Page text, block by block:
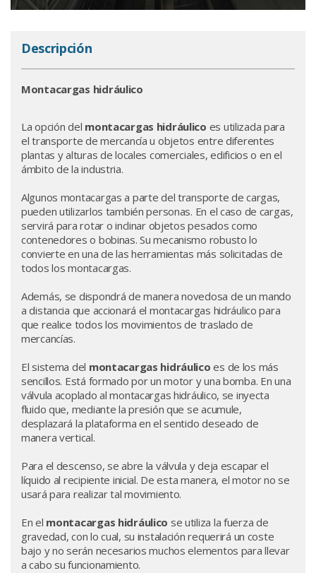
Descripción
Montacargas hidráulico
La opción del montacargas hidráulico es utilizada para
el transporte de mercancía u objetos entre diferentes
plantas y alturas de locales comerciales, edificios o en el
ámbito de la industria.
Algunos montacargas a parte del transporte de cargas,
pueden utilizarlos también personas. En el caso de cargas,
servirá para rotar o inclinar objetos pesados como
contenedores o bobinas. Su mecanismo robusto lo
convierte en una de las herramientas más solicitadas de
todos los montacargas.
Además, se dispondrá de manera novedosa de un mando
a distancia que accionará el montacargas hidráulico para
que realice todos los movimientos de traslado de
mercancías.
El sistema del montacargas hidráulico es de los más
sencillos. Está formado por un motor y una bomba. En una
válvula acoplado al montacargas hidráulico, se inyecta
fluido que, mediante la presión que se acumule,
desplazará la plataforma en el sentido deseado de
manera vertical.
Para el descenso, se abre la válvula y deja escapar el
líquido al recipiente inicial. De esta manera, el motor no se
usará para realizar tal movimiento.
En el montacargas hidráulico se utiliza la fuerza de
gravedad, con lo cual, su instalación requerirá un coste
bajo y no serán necesarios muchos elementos para llevar
a cabo su funcionamiento.